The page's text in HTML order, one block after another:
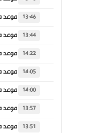
13:46
13:44
14:22
14:05
14:00
13:57
13:51